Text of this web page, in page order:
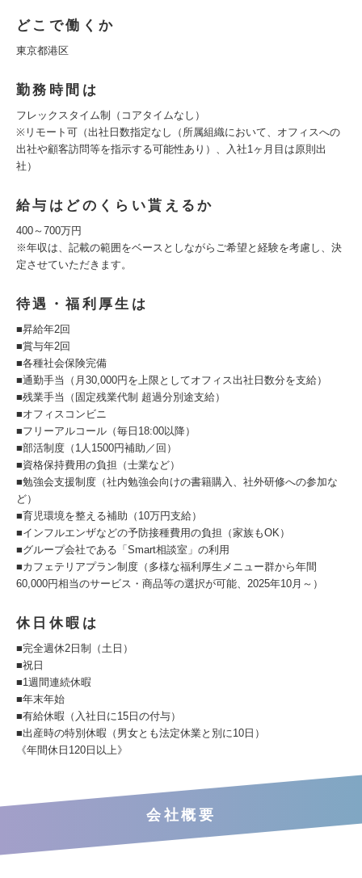
どこで働くか
東京都港区
勤務時間は
フレックスタイム制（コアタイムなし）
※リモート可（出社日数指定なし（所属組織において、オフィスへの
出社や顧客訪問等を指示する可能性あり）、入社1ヶ月目は原則出
社）
給与はどのくらい貰えるか
400～700万円
※年収は、記載の範囲をベースとしながらご希望と経験を考慮し、決
定させていただきます。
待遇・福利厚生は
■昇給年2回
■賞与年2回
■各種社会保険完備
■通勤手当（月30,000円を上限としてオフィス出社日数分を支給）
■残業手当（固定残業代制 超過分別途支給）
■オフィスコンビニ
■フリーアルコール（毎日18:00以降）
■部活制度（1人1500円補助／回）
■資格保持費用の負担（士業など）
■勉強会支援制度（社内勉強会向けの書籍購入、社外研修への参加な
ど）
■育児環境を整える補助（10万円支給）
■インフルエンザなどの予防接種費用の負担（家族もOK）
■グループ会社である「Smart相談室」の利用
■カフェテリアプラン制度（多様な福利厚生メニュー群から年間
60,000円相当のサービス・商品等の選択が可能、2025年10月～）
休日休暇は
■完全週休2日制（土日）
■祝日
■1週間連続休暇
■年末年始
■有給休暇（入社日に15日の付与）
■出産時の特別休暇（男女とも法定休業と別に10日）
《年間休日120日以上》
会社概要